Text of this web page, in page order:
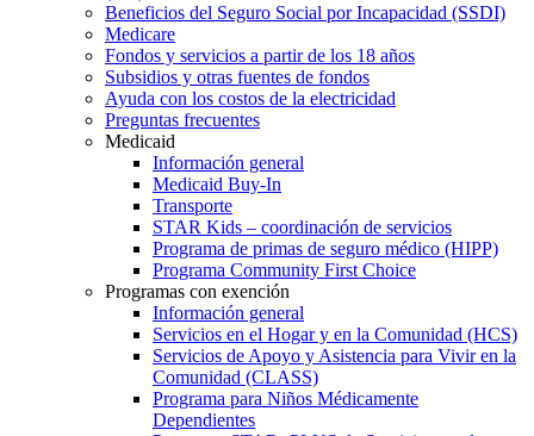
Beneficios del Seguro Social por Incapacidad (SSDI)
Medicare
Fondos y servicios a partir de los 18 años
Subsidios y otras fuentes de fondos
Ayuda con los costos de la electricidad
Preguntas frecuentes
Medicaid
Información general
Medicaid Buy-In
Transporte
STAR Kids – coordinación de servicios
Programa de primas de seguro médico (HIPP)
Programa Community First Choice
Programas con exención
Información general
Servicios en el Hogar y en la Comunidad (HCS)
Servicios de Apoyo y Asistencia para Vivir en la
Comunidad (CLASS)
Programa para Niños Médicamente
Dependientes